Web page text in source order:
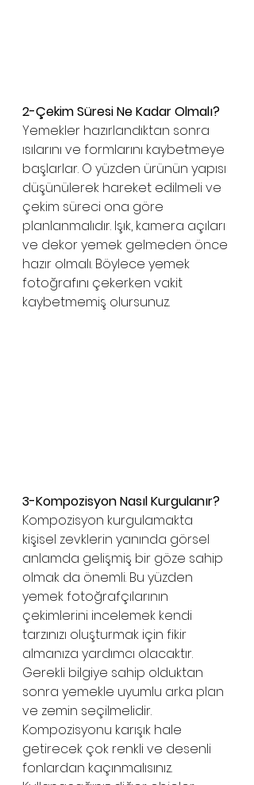
2-Çekim Süresi Ne Kadar Olmalı?
Yemekler hazırlandıktan sonra
ısılarını ve formlarını kaybetmeye
başlarlar. O yüzden ürünün yapısı
düşünülerek hareket edilmeli ve
çekim süreci ona göre
planlanmalıdır. Işık, kamera açıları
ve dekor yemek gelmeden önce
hazır olmalı. Böylece yemek
fotoğrafını çekerken vakit
kaybetmemiş olursunuz.
3-Kompozisyon Nasıl Kurgulanır?
Kompozisyon kurgulamakta
kişisel zevklerin yanında görsel
anlamda gelişmiş bir göze sahip
olmak da önemli. Bu yüzden
yemek fotoğrafçılarının
çekimlerini incelemek kendi
tarzınızı oluşturmak için fikir
almanıza yardımcı olacaktır.
Gerekli bilgiye sahip olduktan
sonra yemekle uyumlu arka plan
ve zemin seçilmelidir.
Kompozisyonu karışık hale
getirecek çok renkli ve desenli
fonlardan kaçınmalısınız.